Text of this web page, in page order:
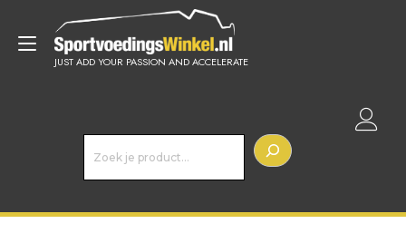
inhoud
JUST ADD YOUR PASSION AND ACCELERATE
Toggle
e